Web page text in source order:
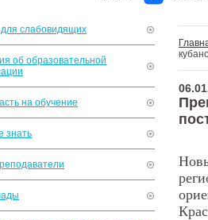
слабовидящих
об образовательной
на обучение
знать